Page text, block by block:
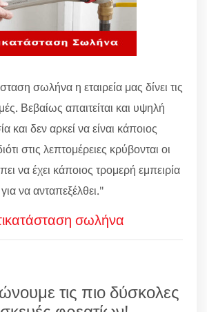
σωλήνα η εταιρεία μας δίνει τις
Βεβαίως απαιτείται και υψηλή
και δεν αρκεί να είναι κάποιος
στις λεπτομέρειες κρύβονται οι
να έχει κάποιος τρομερή εμπειρία
για να ανταπεξέλθει."
σωλήνα
τις πιο δύσκολες